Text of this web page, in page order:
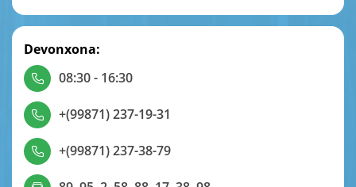
Devonxona:
08:30 - 16:30
+(99871) 237-19-31
+(99871) 237-38-79